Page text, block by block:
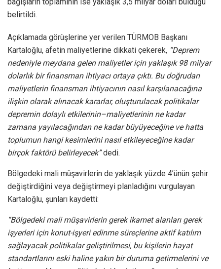
belirtildi.
Açıklamada görüşlerine yer verilen TÜRMOB Başkanı
Kartaloğlu, afetin maliyetlerine dikkati çekerek, “Deprem
nedeniyle meydana gelen maliyetler için yaklaşık 98 milyar
dolarlık bir finansman ihtiyacı ortaya çıktı. Bu doğrudan
maliyetlerin finansman ihtiyacının nasıl karşılanacağına
ilişkin olarak alınacak kararlar, oluşturulacak politikalar
depremin dolaylı etkilerinin–maliyetlerinin ne kadar
zamana yayılacağından ne kadar büyüyeceğine ve hatta
toplumun hangi kesimlerini nasıl etkileyeceğine kadar
birçok faktörü belirleyecek”dedi.
Bölgedeki mali müşavirlerin de yaklaşık yüzde 4’ünün şehir
değiştirdiğini veya değiştirmeyi planladığını vurgulayan
Kartaloğlu, şunları kaydetti:
“Bölgedeki mali müşavirlerin gerek ikamet alanları gerek
işyerleri için konut-işyeri edinme süreçlerine aktif katılım
sağlayacak politikalar geliştirilmesi, bu kişilerin hayat
standartlarını eski haline yakın bir duruma getirmelerini ve